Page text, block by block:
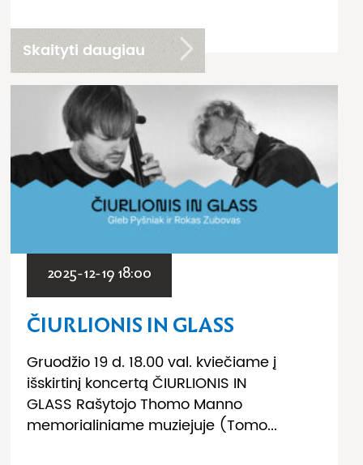
Skaityti daugiau
2025-12-19 18:00
ČIURLIONIS IN GLASS
Gruodžio 19 d. 18.00 val. kviečiame į
išskirtinį koncertą ČIURLIONIS IN
GLASS Rašytojo Thomo Manno
memorialiniame muziejuje (Tomo...